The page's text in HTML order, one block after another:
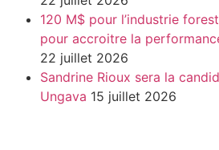
120 M$ pour l’industrie
pour accroitre la
22 juillet 2026
Sandrine Rioux sera la
Ungava 15 juillet 2026